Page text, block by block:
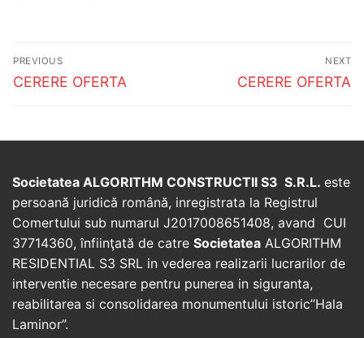
Post
navigation
PREVIOUS
Previous
CERERE OFERTA
NEXT
Next
CERERE OFERTA
Societatea ALGORITHM CONSTRUCTII S3 S.R.L. este
persoană juridică română, inregistrata la Registrul
Comertului sub numarul J2017008651408, avand CUI
37714360, înfiinţată de catre Societatea ALGORITHM
RESIDENTIAL S3 SRL in vederea realizarii lucrarilor de
interventie necesare pentru punerea in siguranta,
reabilitarea si consolidarea monumentului istoric”Hala
Laminor”.